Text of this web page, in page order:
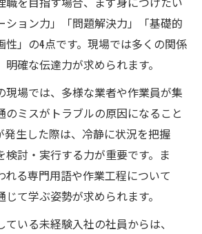
ション力」「問題解決力」「基礎的
性」の4点です。現場では多くの関係
確な伝達力が求められます。
現場では、多様な業者や作業員が集
のミスがトラブルの原因になること
発生した際は、冷静に状況を把握
検討・実行する力が重要です。ま
れる専門用語や作業工程について
て学ぶ姿勢が求められます。
いる未経験入社の社員からは、